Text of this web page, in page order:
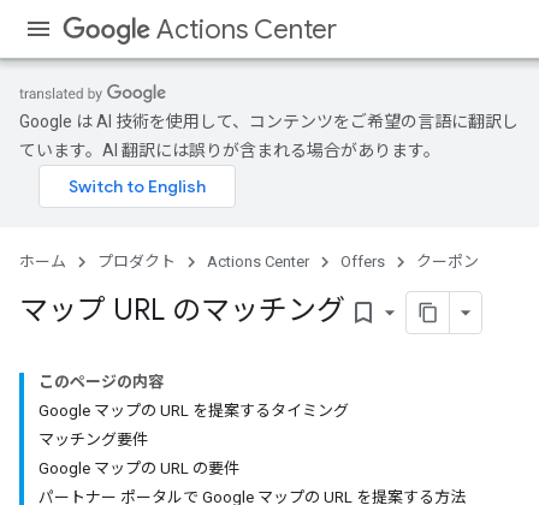
Actions Center
Google は AI 技術を使用して、コンテンツをご希望の言語に翻訳し
ています。AI 翻訳には誤りが含まれる場合があります。
ホーム プロダクト Actions Center Offers クーポン
マップ URL のマッチング bookmark_border
このページの内容
Google マップの URL を提案するタイミング
マッチング要件
Google マップの URL の要件
パートナー ポータルで Google マップの URL を提案する方法